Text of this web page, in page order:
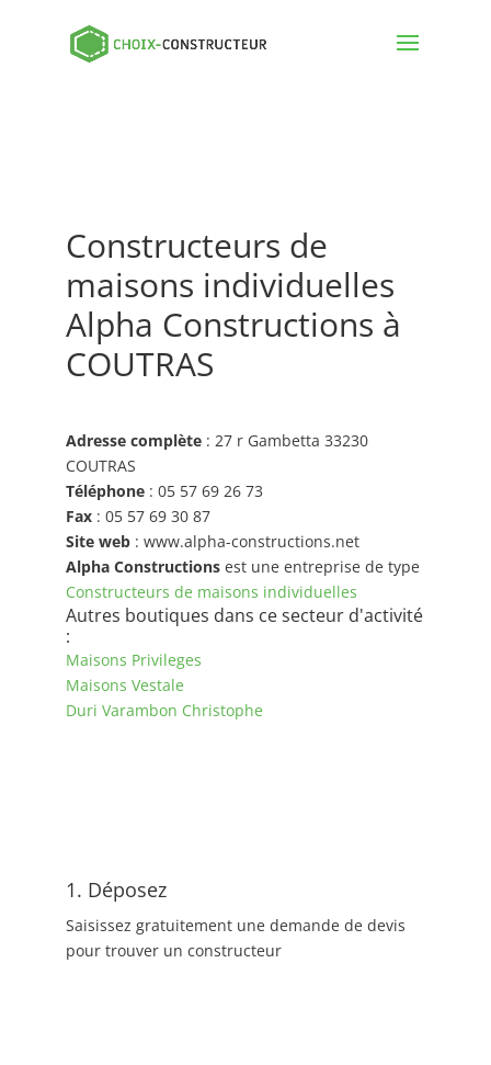
Constructeurs de
maisons individuelles
Alpha Constructions à
COUTRAS
Adresse complète: 27 r Gambetta 33230
COUTRAS
Téléphone: 05 57 69 26 73
Fax: 05 57 69 30 87
Site web: www.alpha-constructions.net
Alpha Constructionsest une entreprise de type
Constructeurs de maisons individuelles
Autres boutiques dans ce secteur d'activité
:
Maisons Privileges
Maisons Vestale
Duri Varambon Christophe
1. Déposez
Saisissez gratuitement une demande de devis
pour trouver un constructeur